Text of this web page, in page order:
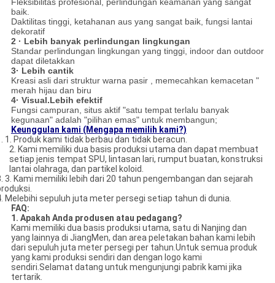
Fleksibilitas profesional, perlindungan keamanan yang sangat
baik.
Daktilitas tinggi, ketahanan aus yang sangat baik, fungsi lantai
dekoratif
2 · Lebih banyak perlindungan lingkungan
Standar perlindungan lingkungan yang tinggi, indoor dan outdoor
dapat diletakkan
3· Lebih cantik
Kreasi asli dari struktur warna pasir , memecahkan kemacetan "
merah hijau dan biru
4· Visual.Lebih efektif
Fungsi campuran, situs aktif "satu tempat terlalu banyak
kegunaan" adalah "pilihan emas" untuk membangun;
Keunggulan kami (Mengapa memilih kami?)
1. Produk kami tidak berbau dan tidak beracun.
2. Kami memiliki dua basis produksi utama dan dapat membuat
setiap jenis tempat SPU, lintasan lari, rumput buatan, konstruksi
lantai olahraga, dan partikel koloid.
3. Kami memiliki lebih dari 20 tahun pengembangan dan sejarah
Melebihi sepuluh juta meter persegi setiap tahun di dunia.
FAQ:
1. Apakah Anda produsen atau pedagang?
Kami memiliki dua basis produksi utama, satu di Nanjing dan
yang lainnya di JiangMen, dan area peletakan bahan kami lebih
dari sepuluh juta meter persegi per tahun.Untuk semua produk
yang kami produksi sendiri dan dengan logo kami
sendiri.Selamat datang untuk mengunjungi pabrik kami jika
tertarik.